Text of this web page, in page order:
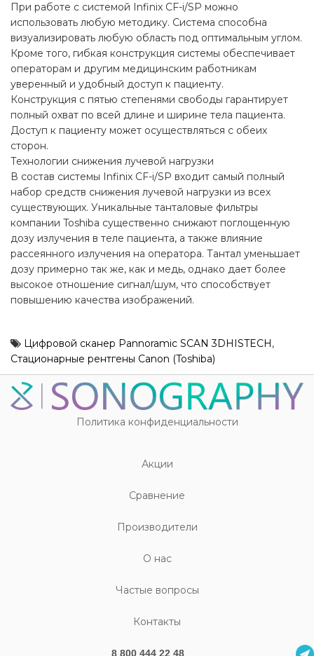
При работе с системой Infinix CF-i/SP можно
использовать любую методику. Система способна
визуализировать любую область под оптимальным углом.
Кроме того, гибкая конструкция системы обеспечивает
операторам и другим медицинским работникам
уверенный и удобный доступ к пациенту.
Конструкция с пятью степенями свободы гарантирует
полный охват по всей длине и ширине тела пациента.
Доступ к пациенту может осуществляться с обеих
сторон.
Технологии снижения лучевой нагрузки
В состав системы Infinix CF-i/SP входит самый полный
набор средств снижения лучевой нагрузки из всех
существующих. Уникальные танталовые фильтры
компании Toshiba существенно снижают поглощенную
дозу излучения в теле пациента, а также влияние
рассеянного излучения на оператора. Тантал уменьшает
дозу примерно так же, как и медь, однако дает более
высокое отношение сигнал/шум, что способствует
повышению качества изображений.
Цифровой сканер Pannoramic SCAN 3DHISTECH ,
Стационарные рентгены Canon (Toshiba)
Политика конфиденциальности
Акции
Cравнение
Производители
О нас
Частые вопросы
Контакты
8 800 444 22 48